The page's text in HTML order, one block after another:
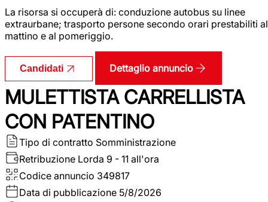
La risorsa si occuperà di: conduzione autobus su linee
extraurbane; trasporto persone secondo orari prestabiliti al
mattino e al pomeriggio.
Candidati Dettaglio annuncio
MULETTISTA CARRELLISTA
CON PATENTINO
Tipo di contratto Somministrazione
Retribuzione Lorda 9 - 11 all'ora
Codice annuncio 349817
Data di pubblicazione 5/8/2026